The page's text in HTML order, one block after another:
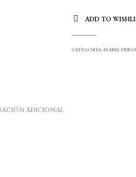
ADD TO
CATEGORÍA:ISABEL
ADICIONAL